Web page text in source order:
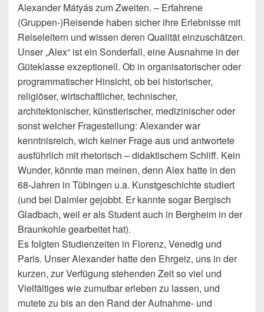
Alexander Mátyás zum Zweiten. – Erfahrene
(Gruppen-)Reisende haben sicher ihre Erlebnisse mit
Reiseleitern und wissen deren Qualität einzuschätzen.
Unser „Alex“ ist ein Sonderfall, eine Ausnahme in der
Güteklasse exzeptionell. Ob in organisatorischer oder
programmatischer Hinsicht, ob bei historischer,
religiöser, wirtschaftlicher, technischer,
architektonischer, künstlerischer, medizinischer oder
sonst welcher Fragestellung: Alexander war
kenntnisreich, wich keiner Frage aus und antwortete
ausführlich mit rhetorisch – didaktischem Schliff. Kein
Wunder, könnte man meinen, denn Alex hatte in den
68-Jahren in Tübingen u.a. Kunstgeschichte studiert
(und bei Daimler gejobbt. Er kannte sogar Bergisch
Gladbach, weil er als Student auch in Bergheim in der
Braunkohle gearbeitet hat).
Es folgten Studienzeiten in Florenz, Venedig und
Paris. Unser Alexander hatte den Ehrgeiz, uns in der
kurzen, zur Verfügung stehenden Zeit so viel und
Vielfältiges wie zumutbar erleben zu lassen, und
mutete zu bis an den Rand der Aufnahme- und